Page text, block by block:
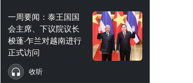
一周要闻：泰王国国
会主席、下议院议长
梭蓬·乍兰对越南进行
正式访问
收听